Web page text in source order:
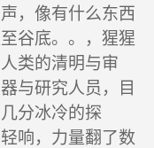
，像有什么东西
谷底。。，猩猩
类的清明与审
与研究人员，目
分冰冷的探
响，力量翻了数